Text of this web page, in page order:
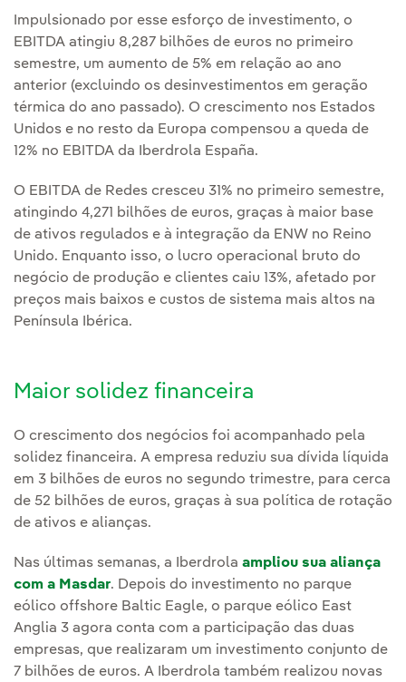
Impulsionado por esse esforço de investimento, o
EBITDA atingiu 8,287 bilhões de euros no primeiro
semestre, um aumento de 5% em relação ao ano
anterior (excluindo os desinvestimentos em geração
térmica do ano passado). O crescimento nos Estados
Unidos e no resto da Europa compensou a queda de
12% no EBITDA da Iberdrola España.
O EBITDA de Redes cresceu 31% no primeiro semestre,
atingindo 4,271 bilhões de euros, graças à maior base
de ativos regulados e à integração da ENW no Reino
Unido. Enquanto isso, o lucro operacional bruto do
negócio de produção e clientes caiu 13%, afetado por
preços mais baixos e custos de sistema mais altos na
Península Ibérica.
Maior solidez financeira
O crescimento dos negócios foi acompanhado pela
solidez financeira. A empresa reduziu sua dívida líquida
em 3 bilhões de euros no segundo trimestre, para cerca
de 52 bilhões de euros, graças à sua política de rotação
de ativos e alianças.
Nas últimas semanas, a Iberdrola ampliou sua aliança
com a Masdar. Depois do investimento no parque
eólico offshore Baltic Eagle, o parque eólico East
Anglia 3 agora conta com a participação das duas
empresas, que realizaram um investimento conjunto de
7 bilhões de euros. A Iberdrola também realizou novas